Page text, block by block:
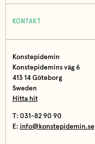
KONTAKT
Konstepidemin
Konstepidemins väg 6
413 14 Göteborg
Sweden
Hitta hit
T: 031-82 90 90
E: info@konstepidemin.se